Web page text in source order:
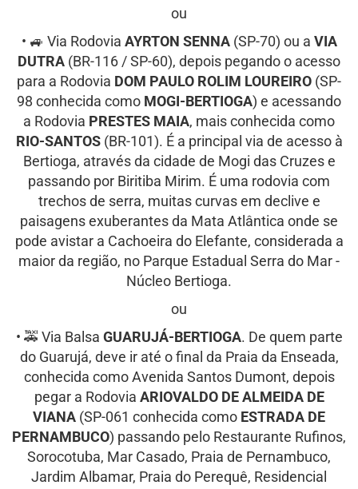
ou
• 🚙 Via Rodovia AYRTON SENNA(SP-70) ou a VIA
DUTRA (BR-116 / SP-60), depois pegando o acesso
para a Rodovia DOM PAULO ROLIM LOUREIRO (SP-
98 conhecida como MOGI-BERTIOGA) e acessando
a Rodovia PRESTES MAIA, mais conhecida como
RIO-SANTOS(BR-101). É a principal via de acesso à
Bertioga, através da cidade de Mogi das Cruzes e
passando por Biritiba Mirim. É uma rodovia com
trechos de serra, muitas curvas em declive e
paisagens exuberantes da Mata Atlântica onde se
pode avistar a Cachoeira do Elefante, considerada a
maior da região, no Parque Estadual Serra do Mar -
Núcleo Bertioga.
ou
• 🚕 Via Balsa GUARUJÁ-BERTIOGA. De quem parte
do Guarujá, deve ir até o final da Praia da Enseada,
conhecida como Avenida Santos Dumont, depois
pegar a Rodovia ARIOVALDO DE ALMEIDA DE
VIANA (SP-061 conhecida como ESTRADA DE
PERNAMBUCO) passando pelo Restaurante Rufinos,
Sorocotuba, Mar Casado, Praia de Pernambuco,
Jardim Albamar, Praia do Perequê, Residencial